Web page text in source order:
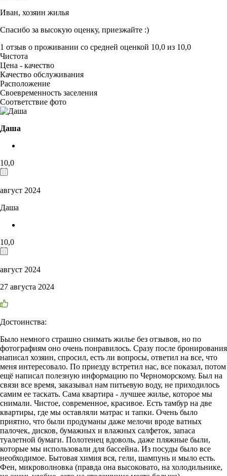
Иван, хозяин жилья
Спасибо за высокую оценку, приезжайте :)
1 отзыв о проживании со средней оценкой 10,0 из 10,0
Чистота
Цена - качество
Качество обслуживания
Расположение
Своевременность заселения
Соответствие фото
Даша
10,0
август 2024
Даша
10,0
август 2024
27 августа 2024
Достоинства:
Было немного страшно снимать жилье без отзывов, но по
фотографиям оно очень понравилось. Сразу после бронирования
написал хозяин, спросил, есть ли вопросы, ответил на все, что
меня интересовало. По приезду встретил нас, все показал, потом
ещё написал полезную информацию по Черноморскому. Был на
связи все время, заказывал нам питьевую воду, не приходилось
самим ее таскать. Сама квартира - лучшее жилье, которое мы
снимали. Чистое, современное, красивое. Есть тамбур на две
квартиры, где мы оставляли матрас и тапки. Очень было
приятно, что были продуманы даже мелочи вроде ватных
палочек, дисков, бумажных и влажных салфеток, запаса
туалетной бумаги. Полотенец вдоволь, даже пляжные были,
которые мы использовали для бассейна. Из посуды было все
необходимое. Бытовая химия вся, гели, шампунь и мыло есть.
Фен, микроволновка (правда она высоковато, на холодильнике,